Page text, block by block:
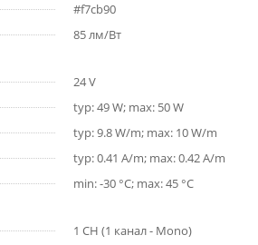
#f7cb90
85 лм/Вт
24 V
typ: 49 W; max: 50 W
typ: 9.8 W/m; max: 10 W/m
typ: 0.41 A/m; max: 0.42 A/m
min: -30 °C; max: 45 °C
1 CH (1 канал - Mono)